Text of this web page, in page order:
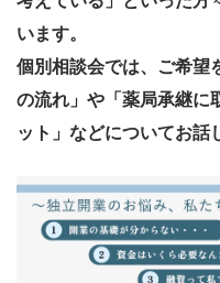
います。
個別相談会では、ご希望
の流れ」や「薬局承継に
ット」などについてお話